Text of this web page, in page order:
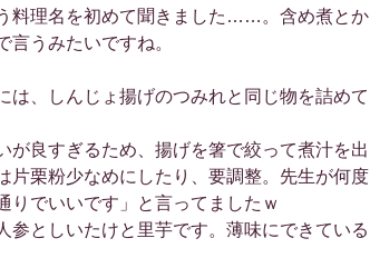
料理名を初めて聞きました……。含め煮とか
言うみたいですね。
は、しんじょ揚げのつみれと同じ物を詰めて
が良すぎるため、揚げを箸で絞って煮汁を出
片栗粉少なめにしたり、要調整。先生が何度
りでいいです」と言ってましたｗ
参としいたけと里芋です。薄味にできている